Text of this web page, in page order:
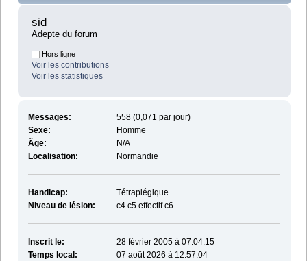
sid
Adepte du forum
Hors ligne
Voir les contributions
Voir les statistiques
Messages:
558 (0,071 par jour)
Sexe:
Homme
Âge:
N/A
Localisation:
Normandie
Handicap:
Tétraplégique
Niveau de lésion:
c4 c5 effectif c6
Inscrit le:
28 février 2005 à 07:04:15
Temps local:
07 août 2026 à 12:57:04